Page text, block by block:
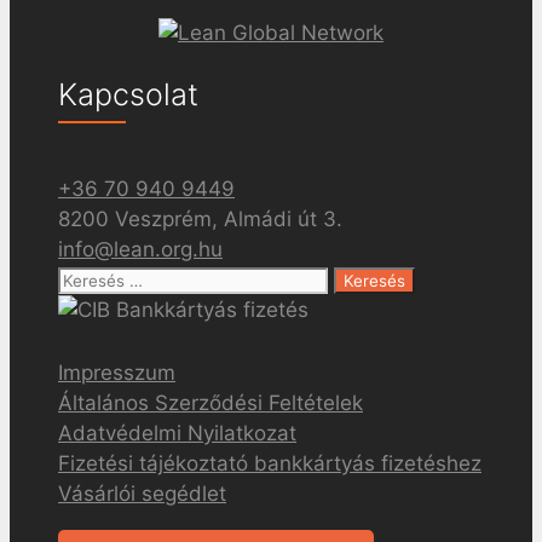
Kapcsolat
+36 70 940 9449
8200 Veszprém, Almádi út 3.
info@lean.org.hu
Keresés:
Impresszum
Általános Szerződési Feltételek
Adatvédelmi Nyilatkozat
Fizetési tájékoztató bankkártyás fizetéshez
Vásárlói segédlet